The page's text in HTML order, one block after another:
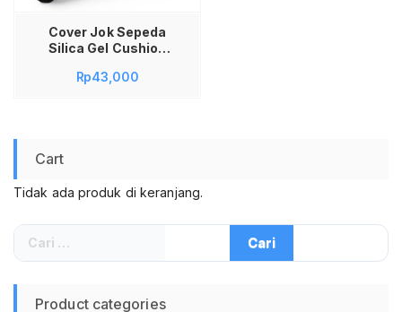
Cover Jok Sepeda
Silica Gel Cushion
Jok Saddel Sepeda
Rp43,000
Cart
Tidak ada produk di keranjang.
Cari
untuk:
Product categories